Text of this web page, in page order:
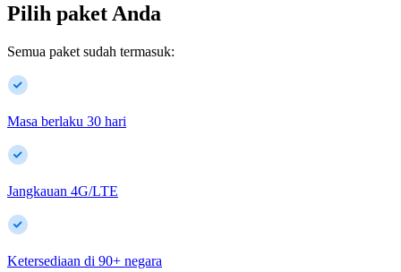
Pilih paket Anda
Semua paket sudah termasuk:
Masa berlaku 30 hari
Jangkauan 4G/LTE
Ketersediaan di 90+ negara